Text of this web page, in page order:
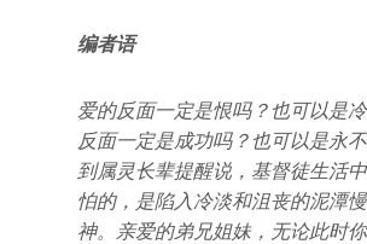
编者语
爱的反面一定是恨吗？也可以是
反面一定是成功吗？也可以是永
到属灵长辈提醒说，基督徒生活
怕的，是陷入冷淡和沮丧的泥潭
神。亲爱的弟兄姐妹，无论此时